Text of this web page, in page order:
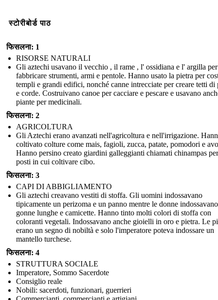
स्टोरीबोर्ड पाठ
फिसलना: 1
RISORSE NATURALI
Gli aztechi usavano il vecchio , il rame , l' ossidiana e l' argilla per
fabbricare strumenti, armi e pentole. Hanno usato la pietra per
templi e grandi edifici, nonché canne intrecciate per creare tetti di
e corde. Costruivano canoe per cacciare e pescare e usavano
piante per medicinali.
फिसलना: 2
AGRICOLTURA
Gli Aztechi erano avanzati nell'agricoltura e nell'irrigazione.
coltivato colture come mais, fagioli, zucca, patate, pomodori e
Hanno persino creato giardini galleggianti chiamati chinampas
posti in cui coltivare cibo.
फिसलना: 3
CAPI DI ABBIGLIAMENTO
Gli aztechi creavano vestiti di stoffa. Gli uomini indossavano
tipicamente un perizoma e un panno mentre le donne indossavano
gonne lunghe e camicette. Hanno tinto molti colori di stoffa con
coloranti vegetali. Indossavano anche gioielli in oro e pietra. Le
erano un segno di nobiltà e solo l'imperatore poteva indossare un
mantello turchese.
फिसलना: 4
STRUTTURA SOCIALE
Imperatore, Sommo Sacerdote
Consiglio reale
Nobili: sacerdoti, funzionari, guerrieri